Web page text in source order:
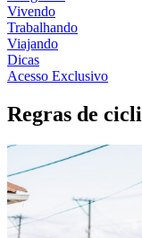
Vivendo
Trabalhando
Viajando
Dicas
Acesso Exclusivo
Regras de